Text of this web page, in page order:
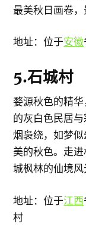
最美秋日画卷，
地址：位于安徽
5.石城村
婺源秋色的精
的灰白色民居
烟袅绕，如梦
美的秋色。走
城枫林的仙境风
地址：位于江西
村